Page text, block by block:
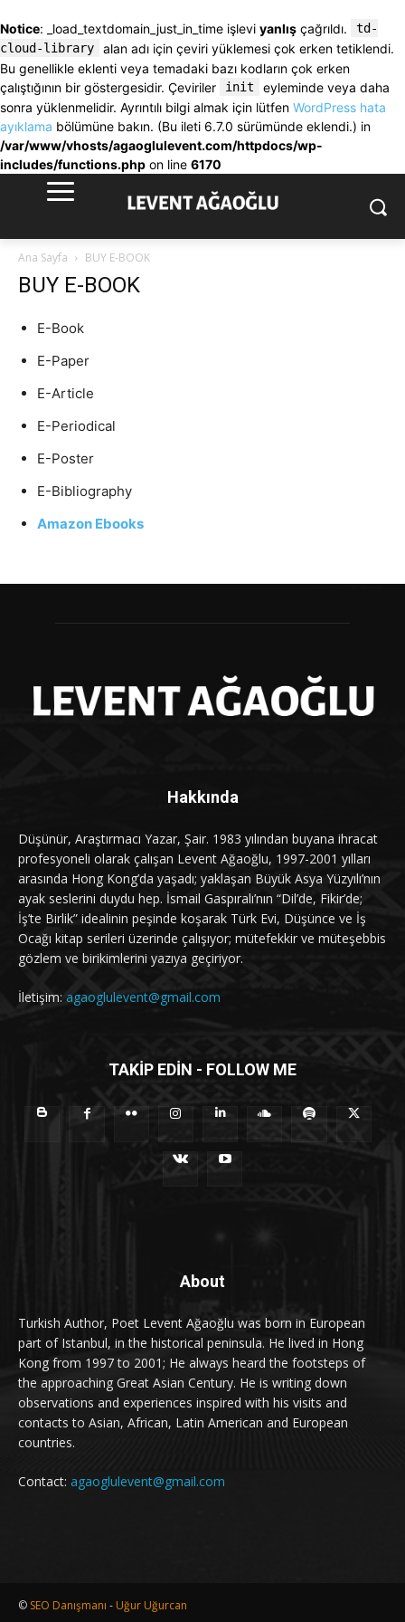
Notice: _load_textdomain_just_in_time işlevi yanlış çağrıldı.
td-
cloud-library
alan adı için çeviri yüklemesi çok erken tetiklendi.
Bu genellikle eklenti veya temadaki bazı kodların çok erken
çalıştığının bir göstergesidir. Çeviriler
init
eyleminde veya daha
sonra yüklenmelidir. Ayrıntılı bilgi almak için lütfen WordPress hata
ayıklama bölümüne bakın. (Bu ileti 6.7.0 sürümünde eklendi.) in
/var/www/vhosts/agaoglulevent.com/httpdocs/wp-
includes/functions.php on line 6170
Ana Sayfa BUY E-BOOK
BUY E-BOOK
E-Book
E-Paper
E-Article
E-Periodical
E-Poster
E-Bibliography
Amazon Ebooks
Hakkında
Düşünür, Araştırmacı Yazar, Şair. 1983 yılından buyana ihracat
profesyoneli olarak çalışan Levent Ağaoğlu, 1997-2001 yılları
arasında Hong Kong’da yaşadı; yaklaşan Büyük Asya Yüzyılı’nın
ayak seslerini duydu hep. İsmail Gaspıralı’nın “Dil’de, Fikir’de;
İş’te Birlik” idealinin peşinde koşarak Türk Evi, Düşünce ve İş
Ocağı kitap serileri üzerinde çalışıyor; mütefekkir ve müteşebbis
gözlem ve birikimlerini yazıya geçiriyor.
İletişim: agaoglulevent@gmail.com
TAKİP EDİN - FOLLOW ME
About
Turkish Author, Poet Levent Ağaoğlu was born in European
part of Istanbul, in the historical peninsula. He lived in Hong
Kong from 1997 to 2001; He always heard the footsteps of
the approaching Great Asian Century. He is writing down
observations and experiences inspired with his visits and
contacts to Asian, African, Latin American and European
countries.
Contact: agaoglulevent@gmail.com
© SEO Danışmanı - Uğur Uğurcan